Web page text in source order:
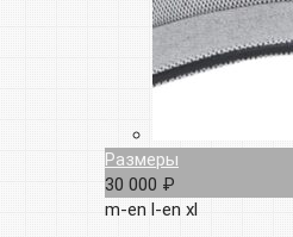
Размеры
30 000 ₽
m-en l-en xl